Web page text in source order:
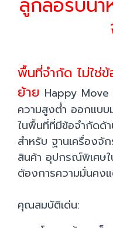
พื้นที่จำกัด ไม่ใช่
ย้าย Happy Move
ความสูงต่ำ ออกแบ
ในพื้นที่ที่มีข้อจำกัดด้
สำหรับ ฐานเครื่องจั
สินค้า อุปกรณ์พิเศษ
ต้องการความมั่นคง
คุณสมบัติเด่น: